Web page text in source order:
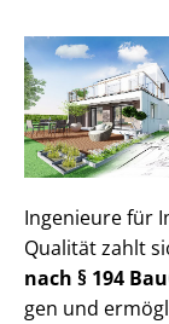
Ingenieure für
Qualität zahlt
nach § 194
gen und